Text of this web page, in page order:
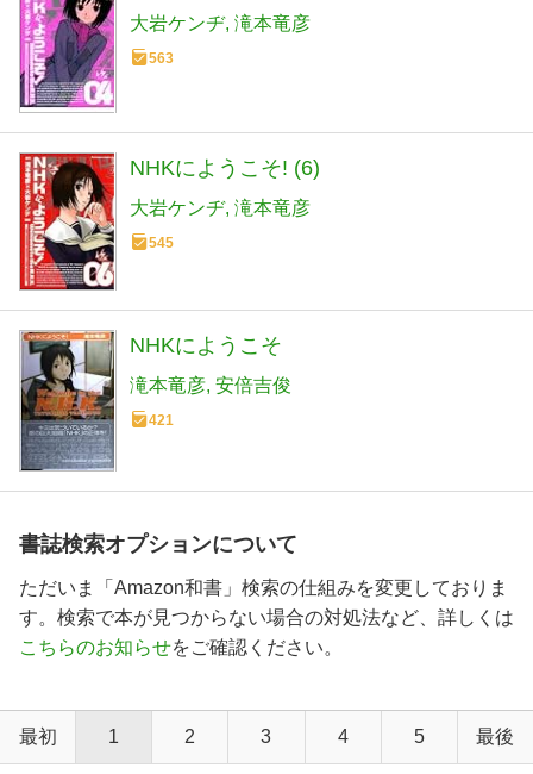
大岩ケンヂ 滝本竜彦
563
NHKにようこそ! (6)
大岩ケンヂ 滝本竜彦
545
NHKにようこそ
滝本竜彦 安倍吉俊
421
書誌検索オプションについて
ただいま「Amazon和書」検索の仕組みを変更しておりま
す。検索で本が見つからない場合の対処法など、詳しくは
こちらのお知らせをご確認ください。
最初 1 2 3 4 5 最後